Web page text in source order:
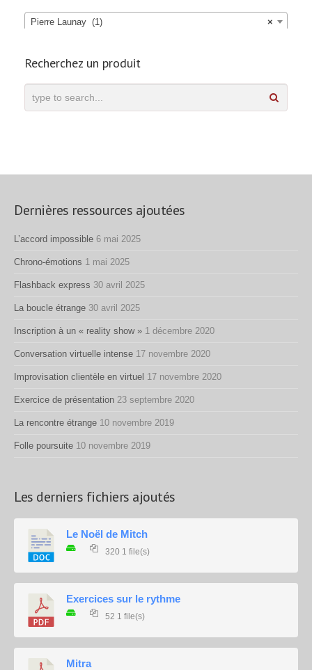
×
Pierre Launay (1)
Recherchez un produit
Dernières ressources ajoutées
L’accord impossible 6 mai 2025
Chrono-émotions 1 mai 2025
Flashback express 30 avril 2025
La boucle étrange 30 avril 2025
Inscription à un « reality show » 1 décembre 2020
Conversation virtuelle intense 17 novembre 2020
Improvisation clientèle en virtuel 17 novembre 2020
Exercice de présentation 23 septembre 2020
La rencontre étrange 10 novembre 2019
Folle poursuite 10 novembre 2019
Les derniers fichiers ajoutés
Le Noël de Mitch
320 1 file(s)
Exercices sur le rythme
52 1 file(s)
Mitra